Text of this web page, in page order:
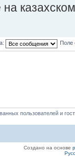
Поле
пользователей и
Создано на основе